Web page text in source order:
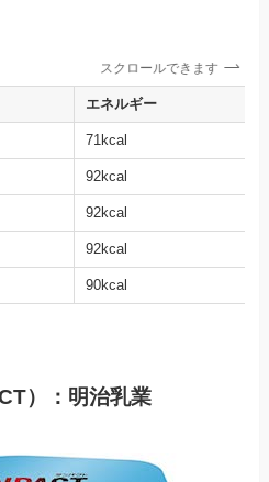
スクロールできます
エネルギー
71kcal
92kcal
92kcal
92kcal
90kcal
）：明治乳業